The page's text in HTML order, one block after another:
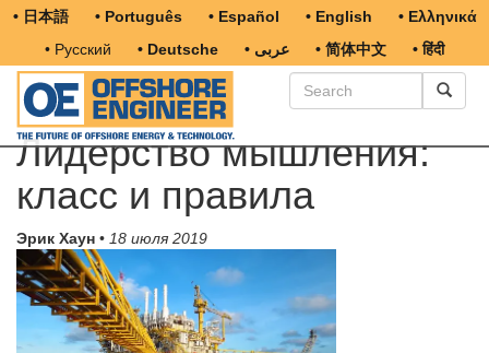
• 日本語 • Português • Español • English
• Ελληνικά
• Русский
• Deutsche • عربى • 简体中文 • हिंदी
Лидерство мышления:
класс и правила
Эрик Хаун • 18 июля 2019